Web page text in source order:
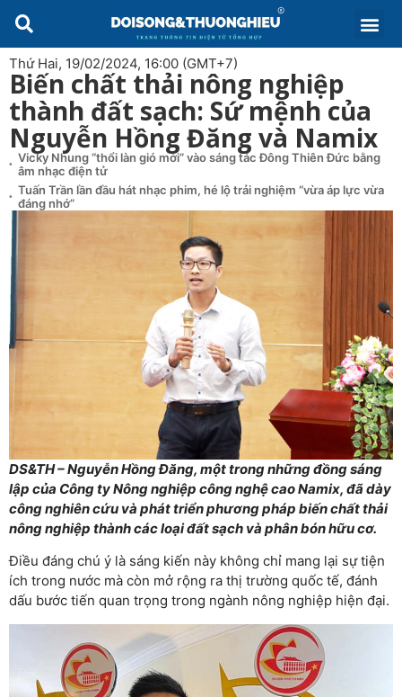
Thứ Hai, 19/02/2024, 16:00 (GMT+7)
Biến chất thải nông nghiệp
thành đất sạch: Sứ mệnh của
Nguyễn Hồng Đăng và Namix
Vicky Nhung “thổi làn gió mới” vào sáng tác Đông Thiên Đức bằng
âm nhạc điện tử
Tuấn Trần lần đầu hát nhạc phim, hé lộ trải nghiệm “vừa áp lực vừa
đáng nhớ”
DS&TH – Nguyễn Hồng Đăng, một trong những đồng sáng
lập của Công ty Nông nghiệp công nghệ cao Namix, đã dày
công nghiên cứu và phát triển phương pháp biến chất thải
nông nghiệp thành các loại đất sạch và phân bón hữu cơ.
Điều đáng chú ý là sáng kiến này không chỉ mang lại sự tiện
ích trong nước mà còn mở rộng ra thị trường quốc tế, đánh
dấu bước tiến quan trọng trong ngành nông nghiệp hiện đại.